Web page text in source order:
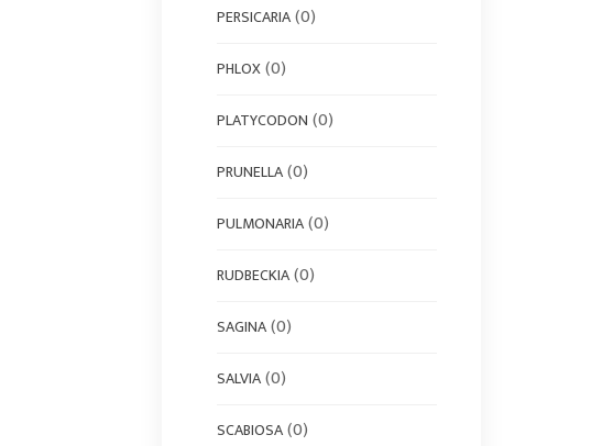
PERSICARIA(0)
PHLOX(0)
PLATYCODON (0)
PRUNELLA(0)
PULMONARIA(0)
RUDBECKIA(0)
SAGINA(0)
SALVIA(0)
SCABIOSA(0)